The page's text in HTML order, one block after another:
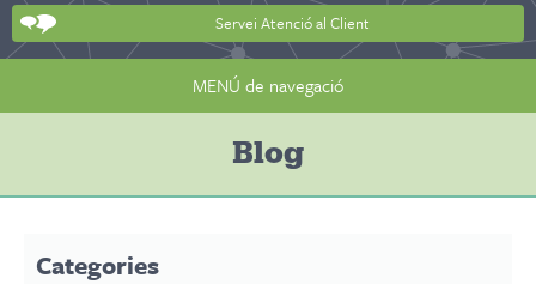
Servei Atenció al Client
MENÚ de navegació
Blog
Categories